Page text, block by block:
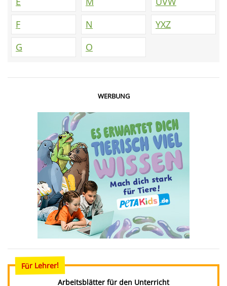
F
G
N
O
YXZ
WERBUNG
Für Lehrer!
Arbeitsblätter für den Unterricht